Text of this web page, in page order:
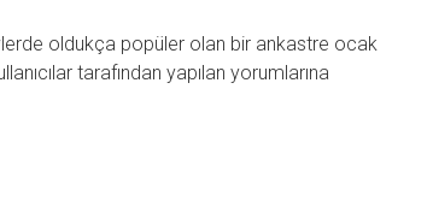
oldukça popüler olan bir ankastre ocak
tarafından yapılan yorumlarına